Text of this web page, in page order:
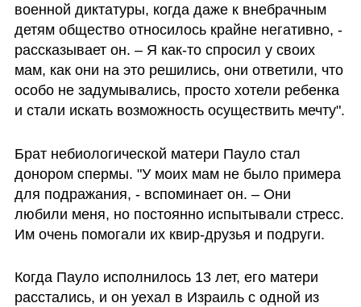
военной диктатуры, когда даже к внебрачным
детям общество относилось крайне негативно, -
рассказывает он. – Я как-то спросил у своих
мам, как они на это решились, они ответили, что
особо не задумывались, просто хотели ребенка
и стали искать возможность осуществить мечту".
Брат небиологической матери Пауло стал
донором спермы. "У моих мам не было примера
для подражания, - вспоминает он. – Они
любили меня, но постоянно испытывали стресс.
Им очень помогали их квир-друзья и подруги.
Когда Пауло исполнилось 13 лет, его матери
расстались, и он уехал в Израиль с одной из